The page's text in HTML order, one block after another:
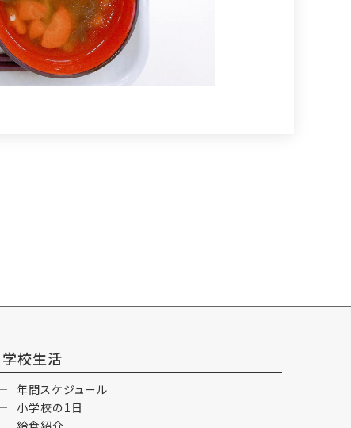
学校生活
年間スケジュール
小学校の1日